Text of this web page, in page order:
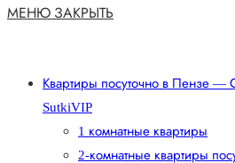
МЕНЮ ЗАКРЫТЬ
Квартиры посуточно в Пензе —
SutkiVIP
1 комнатные квартиры
2-комнатные квартиры